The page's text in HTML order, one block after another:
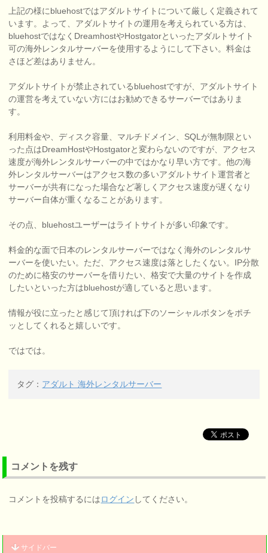
上記の様にbluehostではアダルトサイトについて厳しく定義されて
います。よって、アダルトサイトの運用を考えられている方は、
bluehostではなくDreamhostやHostgatorといったアダルトサイト
可の海外レンタルサーバーを使用するようにして下さい。料金は
さほど差はありません。
アダルトサイトが禁止されているbluehostですが、アダルトサイト
の運営を考えていない方にはお勧めできるサーバーではありま
す。
利用料金や、ディスク容量、マルチドメイン、SQLが無制限とい
った点はDreamHostやHostgatorと変わらないのですが、アクセス
速度が海外レンタルサーバーの中ではかなり早い方です。他の海
外レンタルサーバーはアクセス数の多いアダルトサイト運営者と
サーバーが共有になった場合など著しくアクセス速度が遅くなり
サーバー自体が重くなることがあります。
その点、bluehostユーザーはライトサイトが多い印象です。
料金的な面で日本のレンタルサーバーではなく海外のレンタルサ
ーバーを使いたい。ただ、アクセス速度は落としたくない。IP分散
のために格安のサーバーを借りたい、格安で大量のサイトを作成
したいといった方はbluehostが適していると思います。
情報が役に立ったと感じて頂ければ下のソーシャルボタンをポチ
ッとしてくれると嬉しいです。
ではでは。
タグ： アダルト 海外レンタルサーバー
コメントを残す
コメントを投稿するにはログイン してください。
サイドバー